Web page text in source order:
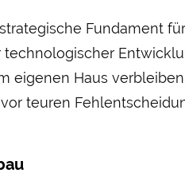
Fundament
technologischer
eigenen Haus
teuren